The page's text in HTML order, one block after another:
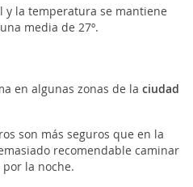
y la temperatura se mantiene
media de 27º.
en algunas zonas de la ciudad
son más seguros que en la
recomendable caminar
por la noche.